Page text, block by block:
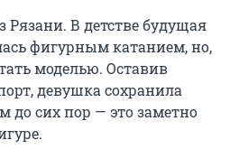
В детстве будущая
фигурным катанием, но,
моделью. Оставив
девушка сохранила
до сих пор — это заметно